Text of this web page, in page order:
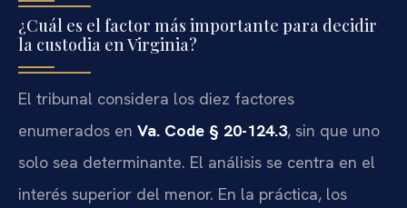
¿Cuál es el factor más importante para decidir
la custodia en Virginia?
El tribunal considera los diez factores
enumerados en Va. Code § 20-124.3, sin que uno
solo sea determinante. El análisis se centra en el
interés superior del menor. En la práctica, los